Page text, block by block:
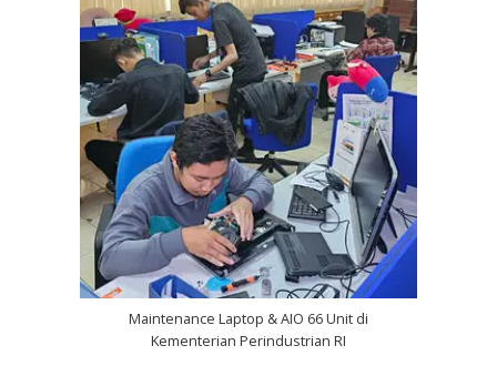
Maintenance Laptop & AIO 66 Unit di
Kementerian Perindustrian RI